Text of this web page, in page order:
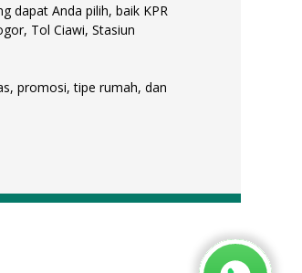
dapat Anda pilih, baik KPR
Tol Ciawi, Stasiun
promosi, tipe rumah, dan